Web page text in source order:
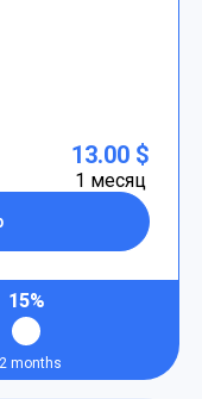
13.00 $
1 месяц
15%
months